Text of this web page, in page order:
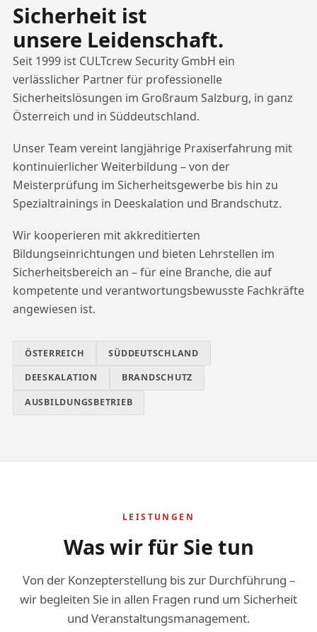
Sicherheit ist
unsere Leidenschaft.
Seit 1999 ist CULTcrew Security GmbH ein
verlässlicher Partner für professionelle
Sicherheitslösungen im Großraum Salzburg, in ganz
Österreich und in Süddeutschland.
Unser Team vereint langjährige Praxiserfahrung mit
kontinuierlicher Weiterbildung – von der
Meisterprüfung im Sicherheitsgewerbe bis hin zu
Spezialtrainings in Deeskalation und Brandschutz.
Wir kooperieren mit akkreditierten
Bildungseinrichtungen und bieten Lehrstellen im
Sicherheitsbereich an – für eine Branche, die auf
kompetente und verantwortungsbewusste Fachkräfte
angewiesen ist.
ÖSTERREICH SÜDDEUTSCHLAND
DEESKALATION BRANDSCHUTZ
AUSBILDUNGSBETRIEB
LEISTUNGEN
Was wir für Sie tun
Von der Konzepterstellung bis zur Durchführung –
wir begleiten Sie in allen Fragen rund um Sicherheit
und Veranstaltungsmanagement.